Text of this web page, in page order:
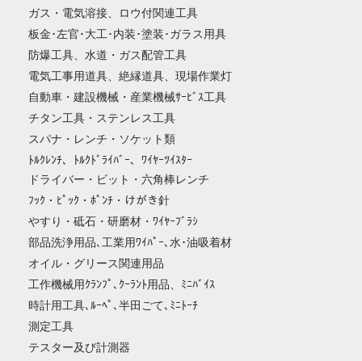
ガス・電気溶接、ロウ付関連工具
板金･左官･大工･内装･塗装･ガラス用具
防爆工具、水道・ガス配管工具
電気工事用道具、絶縁道具、現場作業灯
自動車・建設機械・産業機械ｻｰﾋﾞｽ工具
チタン工具・ステンレス工具
スパナ・レンチ・ソケット類
ﾄﾙｸﾚﾝﾁ、ﾄﾙｸﾄﾞﾗｲﾊﾞｰ、ﾜｲﾔｰﾂｲｽﾀｰ
ドライバー・ビット・六角棒レンチ
ﾌｯｸ・ﾋﾟｯｸ・ﾎﾟﾝﾁ・けがき針
やすり・砥石・研磨材・ﾜｲﾔｰﾌﾞﾗｼ
部品洗浄用品､工業用ﾜｲﾊﾟｰ､水･油吸着材
オイル・グリース関連用品
工作機械用ｸﾗﾝﾌﾟ､ｸｰﾗﾝﾄ用品、ﾐﾆﾊﾞｲｽ
時計用工具､ﾙｰﾍﾟ､半田ごて､ﾐﾆﾄｰﾁ
測定工具
テスター及び計測器